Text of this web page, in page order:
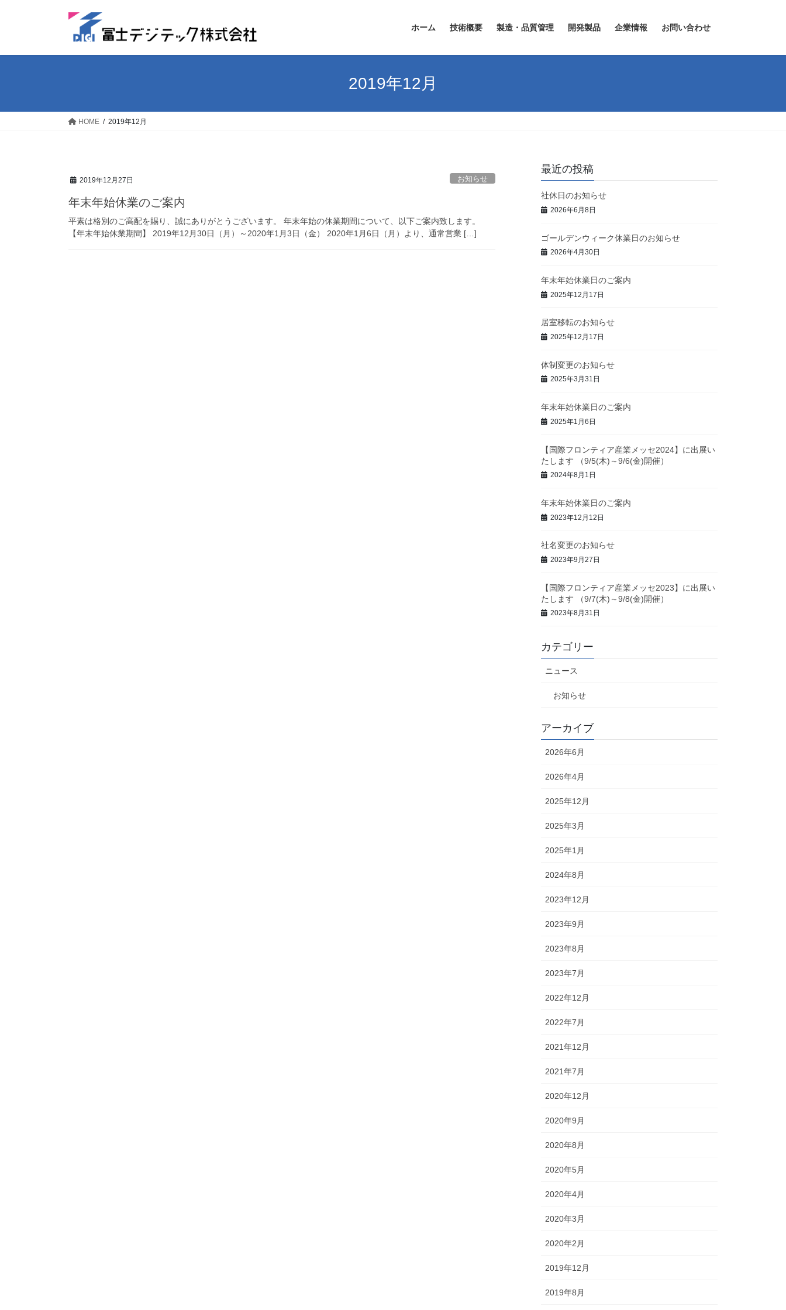
ホーム 技術概要 製造・品質管理 開発製品 企業情報 お問い合わせ
2019年12月
HOME 2019年12月
2019年12月27日 お知らせ
年末年始休業のご案内
平素は格別のご高配を賜り、誠にありがとうございます。 年末年始の休業期間について、以下ご案内致します。
【年末年始休業期間】 2019年12月30日（月）～2020年1月3日（金） 2020年1月6日（月）より、通常営業 […]
最近の投稿
社休日のお知らせ
2026年6月8日
ゴールデンウィーク休業日のお知らせ
2026年4月30日
年末年始休業日のご案内
2025年12月17日
居室移転のお知らせ
2025年12月17日
体制変更のお知らせ
2025年3月31日
年末年始休業日のご案内
2025年1月6日
【国際フロンティア産業メッセ2024】に出展い
たします （9/5(木)～9/6(金)開催）
2024年8月1日
年末年始休業日のご案内
2023年12月12日
社名変更のお知らせ
2023年9月27日
【国際フロンティア産業メッセ2023】に出展い
たします （9/7(木)～9/8(金)開催）
2023年8月31日
カテゴリー
ニュース
お知らせ
アーカイブ
2026年6月
2026年4月
2025年12月
2025年3月
2025年1月
2024年8月
2023年12月
2023年9月
2023年8月
2023年7月
2022年12月
2022年7月
2021年12月
2021年7月
2020年12月
2020年9月
2020年8月
2020年5月
2020年4月
2020年3月
2020年2月
2019年12月
2019年8月